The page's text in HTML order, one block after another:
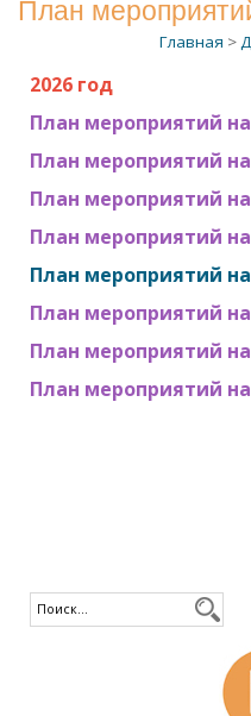
План
Главная >
2026 год
План мероприятий на
План мероприятий
План мероприятий
План мероприятий на
План мероприятий
План мероприятий
План мероприятий
План мероприятий